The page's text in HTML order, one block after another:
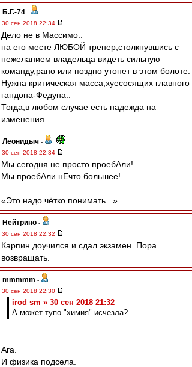
Б.Г.-74 -
30 сен 2018 22:34
Дело не в Массимо..
на его месте ЛЮБОЙ тренер,столкнувшись с
нежеланием владельца видеть сильную
команду,рано или поздно утонет в этом болоте.
Нужна критическая масса,хуесосящих главного
гандона-Федуна..
Тогда,в любом случае есть надежда на
изменения..
Леонидыч -
30 сен 2018 22:34
Мы сегодня не просто проебАли!
Мы проебАли нЕчто большее!
«Это надо чётко понимать...»
Нейтрино -
30 сен 2018 22:32
Карпин доучился и сдал экзамен. Пора
возвращать.
mmmmm -
30 сен 2018 22:30
irod sm » 30 сен 2018 21:32
А может тупо "химия" исчезла?
Ага.
И физика подсела.